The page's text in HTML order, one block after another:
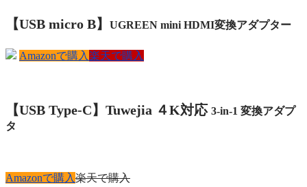
【USB micro B】 UGREEN mini HDMI変換アダプター
Amazonで購入楽天で購入
【USB Type-C】 Tuwejia ４K対応 3-in-1 変換アダプ
タ
Amazonで購入楽天で購入